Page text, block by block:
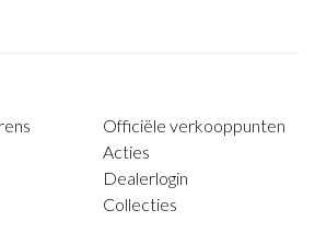
Officiële verkooppunten
Acties
Dealerlogin
Collecties